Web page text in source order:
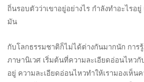
ถิ่นรอบตัวว่าเขาอยู่อย่างไร กำลังทำอะไรอ
มัน
กับโลกธรรมชาติก็ไม่ได้ต่างกันมากนัก การ
ภาษานิเวศ เริ่มต้นที่ความละเอียดอ่อนไหวกั
อยู่ ความละเอียดอ่อนไหวทำให้เรามองเห็น